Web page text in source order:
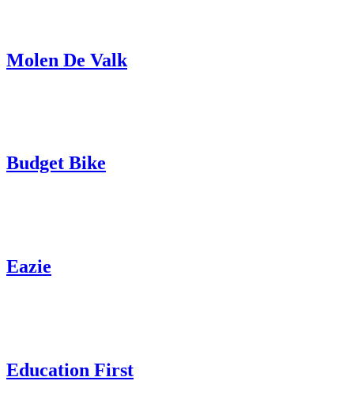
Molen De Valk
Budget Bike
Eazie
Education First